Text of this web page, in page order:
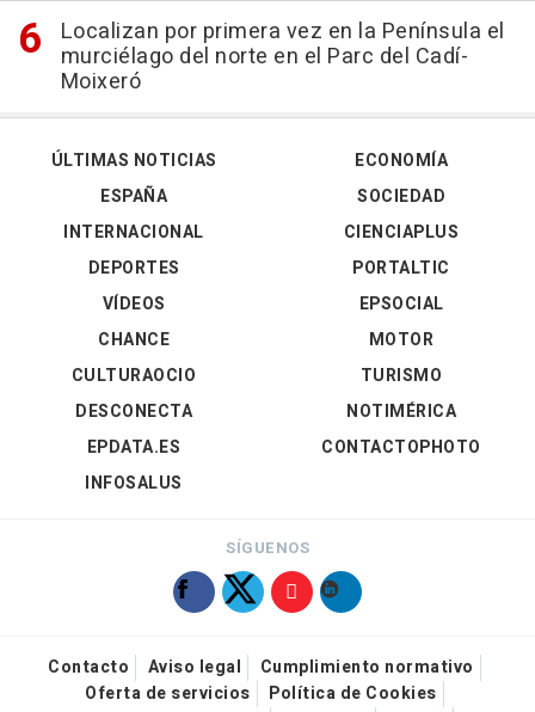
Localizan por primera vez en la Península el
murciélago del norte en el Parc del Cadí-
Moixeró
ÚLTIMAS NOTICIAS
ESPAÑA
INTERNACIONAL
DEPORTES
VÍDEOS
ECONOMÍA
SOCIEDAD
CIENCIAPLUS
PORTALTIC
EPSOCIAL
CHANCE
CULTURAOCIO
DESCONECTA
EPDATA.ES
INFOSALUS
MOTOR
TURISMO
NOTIMÉRICA
CONTACTOPHOTO
SÍGUENOS
Contacto Aviso legal
Cumplimiento normativo
Oferta de servicios
Política de Cookies